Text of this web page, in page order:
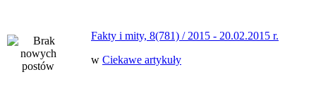
Fakty i mity, 8(781) / 2015 - 20.02.2015 r.
w Ciekawe artykuły